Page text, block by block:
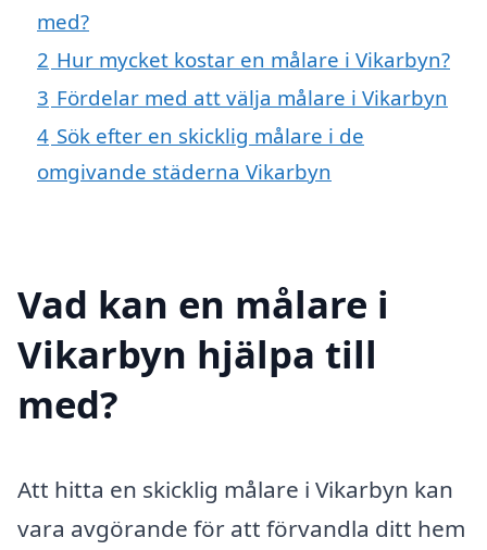
med?
2 Hur mycket kostar en målare i Vikarbyn?
3 Fördelar med att välja målare i Vikarbyn
4 Sök efter en skicklig målare i de
omgivande städerna Vikarbyn
Vad kan en målare i
Vikarbyn hjälpa till
med?
Att hitta en skicklig målare i Vikarbyn kan
vara avgörande för att förvandla ditt hem